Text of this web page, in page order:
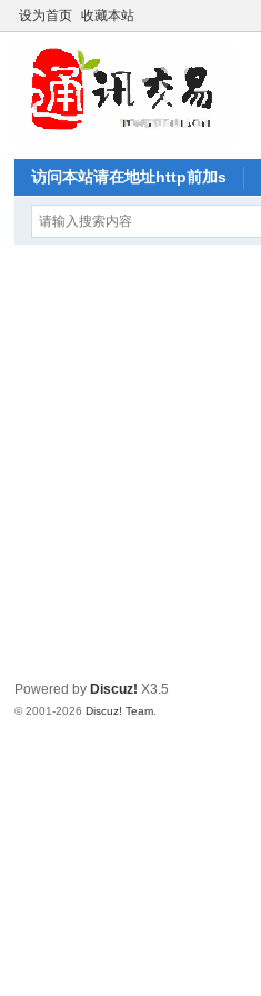
设为首页 收藏本站
访问本站请在地址http前加s
Powered by Discuz! X3.5
© 2001-2026Discuz! Team